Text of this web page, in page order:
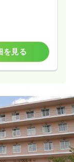
を見る